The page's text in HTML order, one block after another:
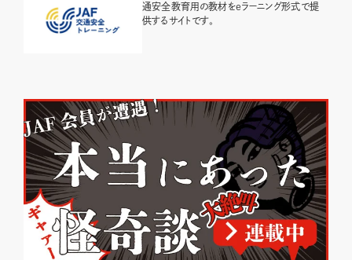
通安全教育用の教材をeラーニング形式で提
供するサイトです。